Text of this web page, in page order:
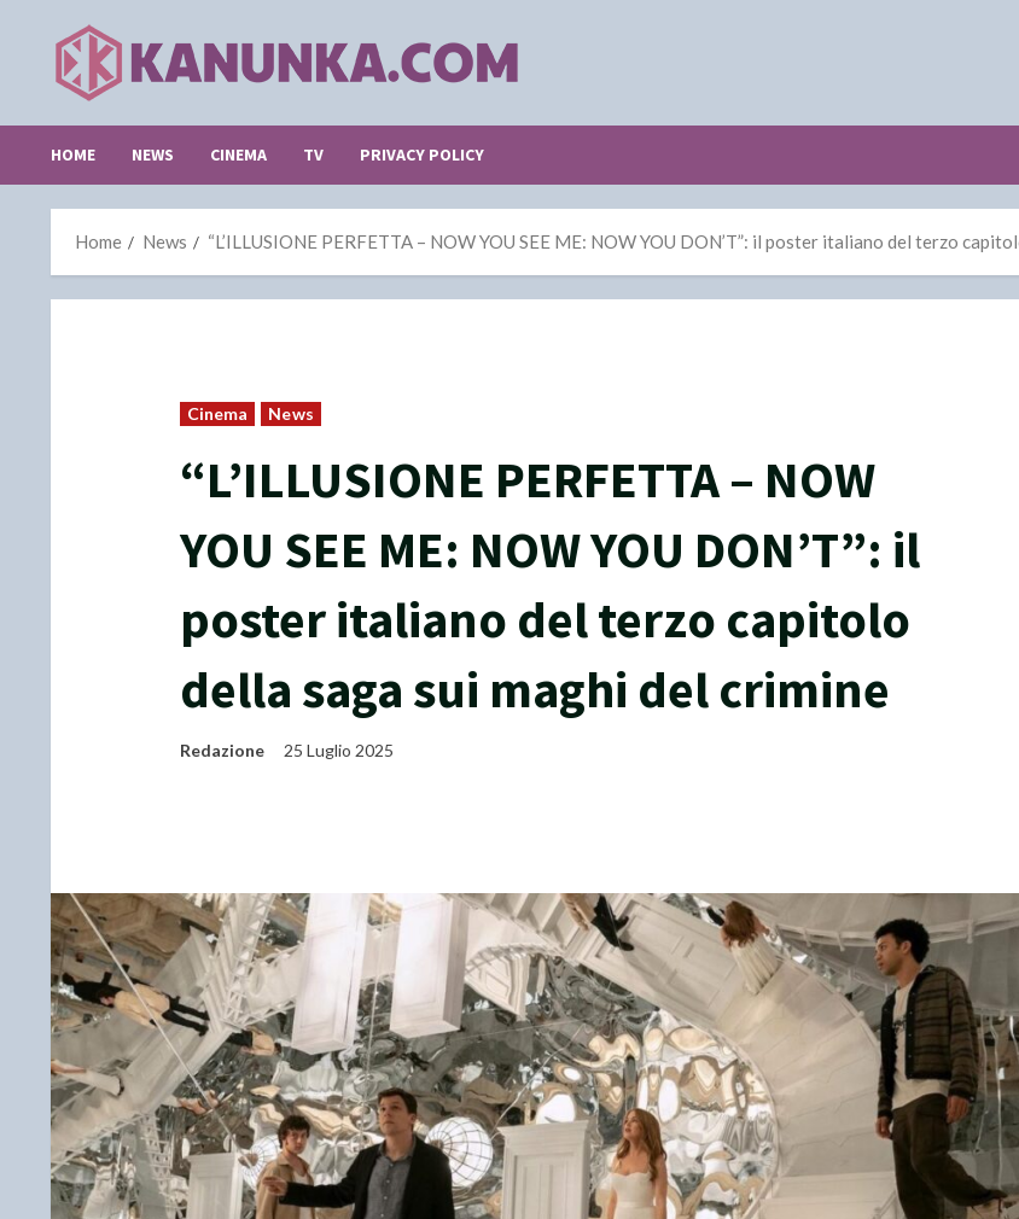
content
HOME NEWS CINEMA TV PRIVACY POLICY
Home News “L’ILLUSIONE PERFETTA – NOW YOU SEE ME: NOW YOU DON’T”: il poster italiano del terzo
Cinema News
“L’ILLUSIONE PERFETTA – NOW
YOU SEE ME: NOW YOU DON’T”: il
poster italiano del terzo capitolo
della saga sui maghi del crimine
Redazione 25 Luglio 2025